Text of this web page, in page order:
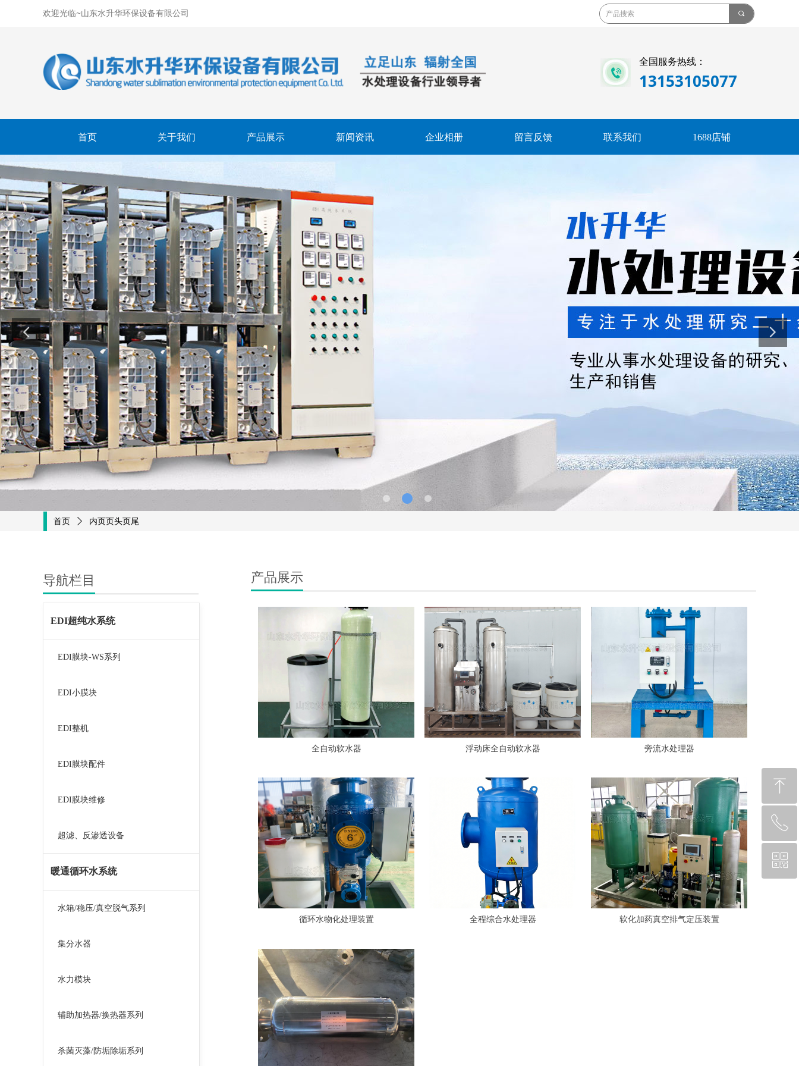
欢迎光临~山东水升华环保设备有限公司 끠
全国服务热线：
13153105077
首页 关于我们 产品展示 新闻资讯 企业相册 留言反馈 联系我们 1688店铺
产品展示
全自动软水器 浮动床全自动软水器 旁流水处理器
循环水物化处理装置 全程综合水处理器 软化加药真空排气定压装置
导航栏目
EDI超纯水系统
EDI膜块-WS系列
EDI小膜块
EDI整机
EDI膜块配件
EDI膜块维修
超滤、反渗透设备
暖通循环水系统
水箱/稳压/真空脱气系列
集分水器
水力模块
辅助加热器/换热器系列
杀菌灭藻/防垢除垢系列
首页 ꄲ 内页页头页尾
ꁸ
回到顶部
ꂅ
88888888
ꀥ